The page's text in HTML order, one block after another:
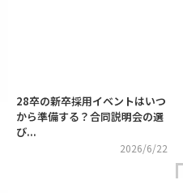
28卒の新卒採用イベントはいつ
から準備する？合同説明会の選
び...
2026/6/22